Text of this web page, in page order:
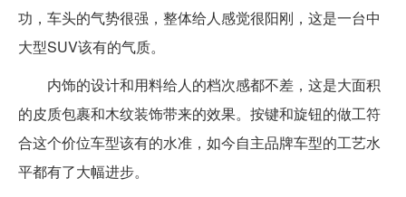
功，车头的气势很强，整体给人感觉很阳刚，这是一台中
大型SUV该有的气质。
内饰的设计和用料给人的档次感都不差，这是大面积
的皮质包裹和木纹装饰带来的效果。按键和旋钮的做工符
合这个价位车型该有的水准，如今自主品牌车型的工艺水
平都有了大幅进步。